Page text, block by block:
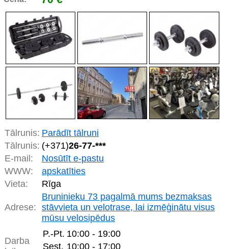
Tālrunis: Parādīt tālruni
Tālrunis: (+371)26-77-***
E-mail:
Nosūtīt e-pastu
WWW:
apskatīties
Vieta:
Rīga
Adrese:
Bruninieku 73 pagalmā mums bezmaksas
stāvvieta un velotrase, lai izmēģinātu visus
mūsu velosipēdus
Darba
P.-Pt. 10:00 - 19:00
Sest. 10:00 - 17:00